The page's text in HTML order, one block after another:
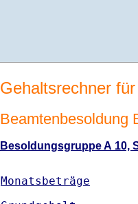
Gehaltsrechner
Beamtenbesoldung
Besoldungsgruppe A 10,
Monatsbeträge